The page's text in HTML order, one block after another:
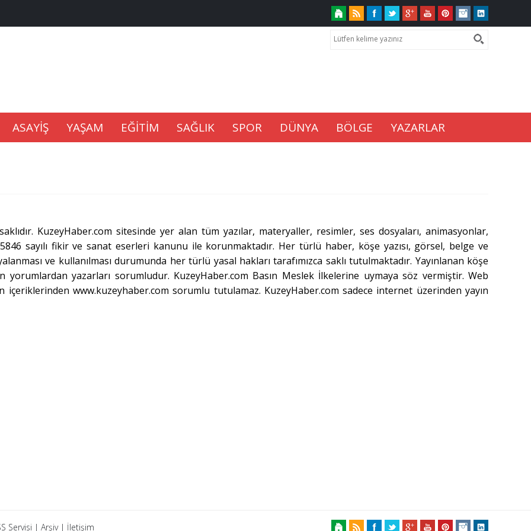
ASAYİŞ YAŞAM EĞİTİM SAĞLIK SPOR DÜNYA BÖLGE YAZARLAR
KuzeyHaber.com sitesinde yer alan tüm yazılar, materyaller, resimler, ses dosyaları, animasyonlar,
sayılı fikir ve sanat eserleri kanunu ile korunmaktadır. Her türlü haber, köşe yazısı, görsel, belge ve
ve kullanılması durumunda her türlü yasal hakları tarafımızca saklı tutulmaktadır. Yayınlanan köşe
yorumlardan yazarları sorumludur. KuzeyHaber.com Basın Meslek İlkelerine uymaya söz vermiştir. Web
içeriklerinden www.kuzeyhaber.com sorumlu tutulamaz. KuzeyHaber.com sadece internet üzerinden yayın
Servisi | Arşiv| İletişim